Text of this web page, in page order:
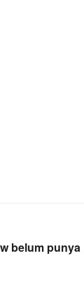
belum